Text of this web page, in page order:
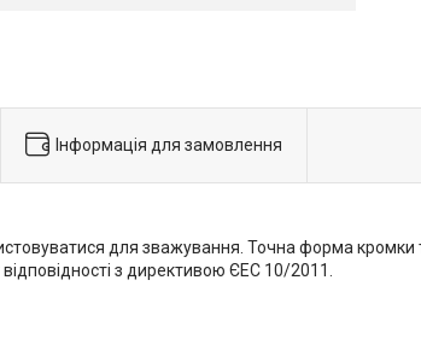
Інформація для замовлення
для зважування. Точна форма кромки
з директивою ЄЕС 10/2011.